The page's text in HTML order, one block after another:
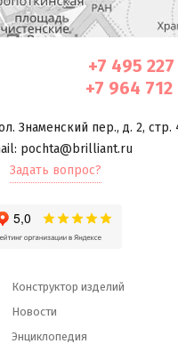
+7 495
+7 964
Знаменский пер., д. 2, стр.
pochta@brilliant.ru
Задать вопрос?
Конструктор изделий
Новости
Энциклопедия